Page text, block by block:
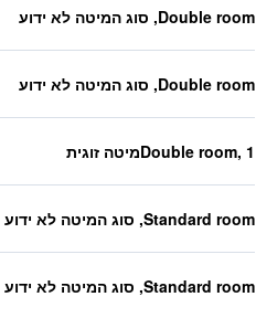
Double room, סוג המיטה לא ידוע
Double room, סוג המיטה לא ידוע
Double room, 1מיטה זוגית
Standard room, סוג המיטה לא ידוע
Standard room, סוג המיטה לא ידוע